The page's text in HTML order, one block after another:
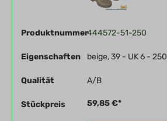
Produktnummer444572-51-250
Eigenschaften beige, 39 - UK 6 - 250
Qualität A/B
Stückpreis 59,85 €*